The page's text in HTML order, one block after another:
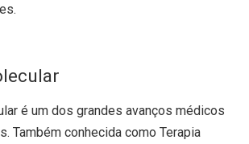
é um dos grandes avanços médicos
Também conhecida como Terapia